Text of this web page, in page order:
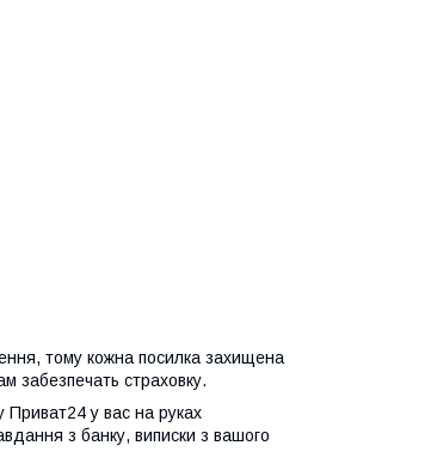
тому кожна посилка захищена
забезпечать страховку.
Приват24 у вас на руках
з банку, виписки з вашого